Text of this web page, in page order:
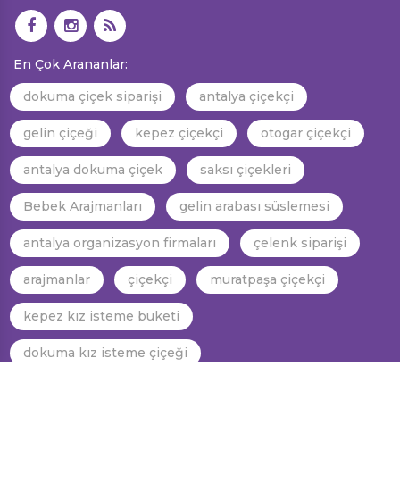
En Çok Arananlar:
dokuma çiçek siparişi
antalya çiçekçi
gelin çiçeği kepez çiçekçi otogar çiçekçi
antalya dokuma çiçek saksı çiçekleri
Bebek Arajmanları gelin arabası süslemesi
antalya organizasyon firmaları çelenk siparişi
arajmanlar çiçekçi muratpaşa çiçekçi
kepez kız isteme buketi
dokuma kız isteme çiçeği